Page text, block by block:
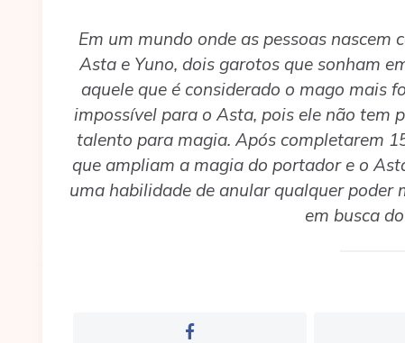
Em um mundo onde as pessoas
Asta e Yuno, dois garotos que sonham
aquele que é considerado o mago mais
impossível para o Asta, pois ele não tem
talento para magia. Após completarem
que ampliam a magia do portador e o
uma habilidade de anular qualquer poder
em busca